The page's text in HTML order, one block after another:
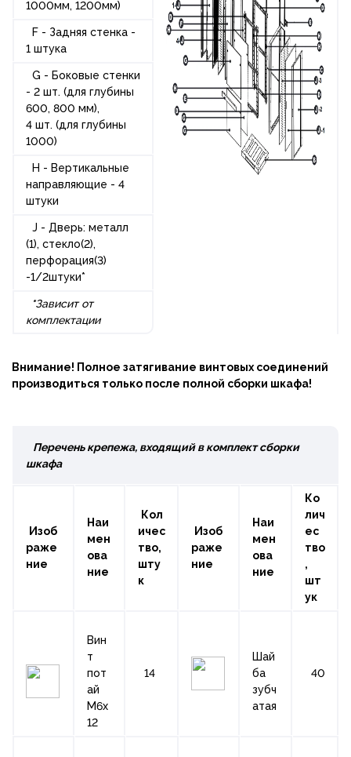
1000мм, 1200мм)
F - Задняя стенка -
1 штука
G - Боковые стенки
- 2 шт. (для глубины
600, 800 мм),
4 шт. (для глубины
1000)
H - Вертикальные
направляющие - 4
штуки
J - Дверь: металл
(1), стекло(2),
перфорация(3)
-1/2штуки*
*Зависит от
комплектации
Внимание! Полное затягивание винтовых соединений
производиться только после полной сборки шкафа!
Перечень крепежа, входящий в комплект сборки
шкафа
Изоб
раже
ние
Наи
мен
ова
ние
Кол
ичес
тво,
шту
к
Изоб
раже
ние
Наи
мен
ова
ние
Ко
лич
ес
тво
,
шт
ук
Вин
т
пот
ай
М6х
12
14
Шай
ба
зубч
атая
40